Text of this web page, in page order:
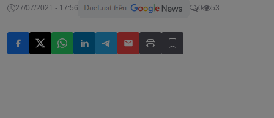
27/07/2021 - 17:56 0 53